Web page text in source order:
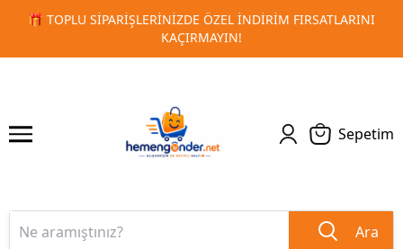
🚀 KURUMSAL PROMOSYON VE MATBAA
1 2
Sepetim
Ara